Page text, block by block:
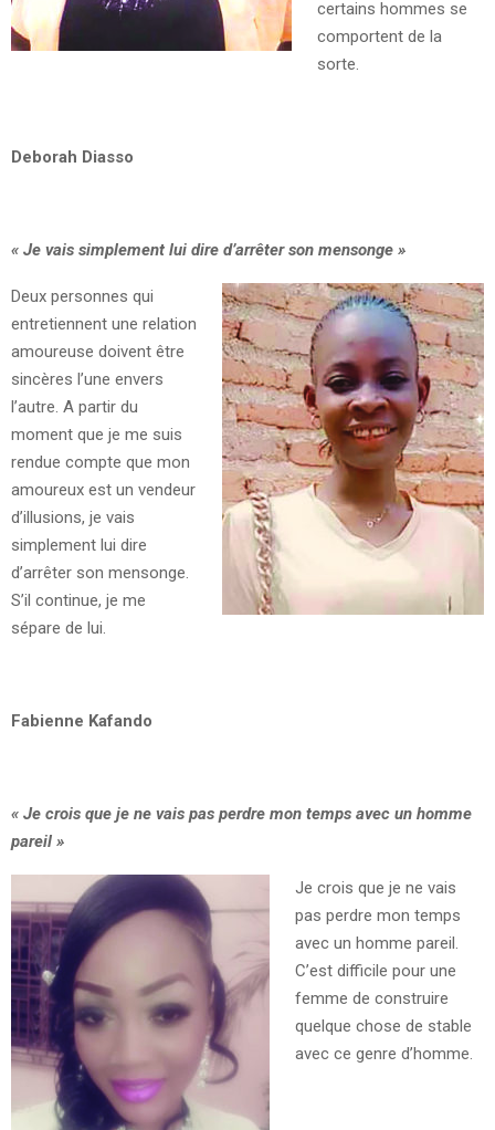
certains hommes se
comportent de la
sorte.
Deborah Diasso
« Je vais simplement lui dire d’arrêter son mensonge »
Deux personnes qui
entretiennent une relation
amoureuse doivent être
sincères l’une envers
l’autre. A partir du
moment que je me suis
rendue compte que mon
amoureux est un vendeur
d’illusions, je vais
simplement lui dire
d’arrêter son mensonge.
S’il continue, je me
sépare de lui.
Fabienne Kafando
« Je crois que je ne vais pas perdre mon temps avec un homme
pareil »
Je crois que je ne vais
pas perdre mon temps
avec un homme pareil.
C’est difficile pour une
femme de construire
quelque chose de stable
avec ce genre d’homme.